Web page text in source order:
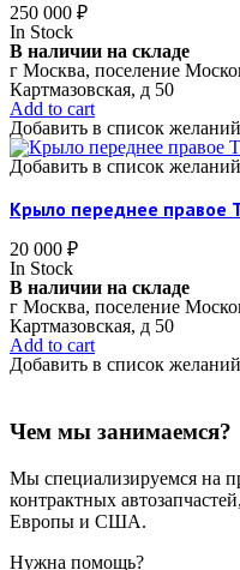
250 000 ₽
In Stock
В наличии на складе
г Москва, поселение
Картмазовская, д 50
Add to cart
Добавить в список желаний
Добавить в список желаний
Крыло переднее правое
20 000 ₽
In Stock
В наличии на складе
г Москва, поселение
Картмазовская, д 50
Add to cart
Добавить в список желаний
Чем мы занимаемся?
Мы специализируемся на
контрактных
Европы и США.
Нужна помощь?